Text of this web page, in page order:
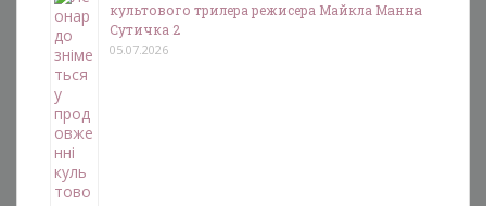
культового трилера режисера Майкла Манна
Сутичка 2
05.07.2026